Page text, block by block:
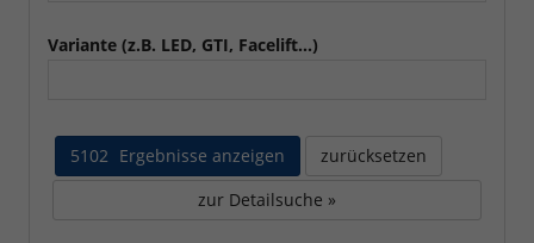
Variante (z.B. LED, GTI, Facelift...)
5102 Ergebnisse anzeigen
zurücksetzen
zur Detailsuche »